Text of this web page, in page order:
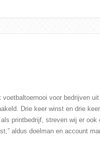
voetbaltoernooi voor bedrijven
Drie keer winst en drie
printbedrijf, streven wij er
aldus doelman en account